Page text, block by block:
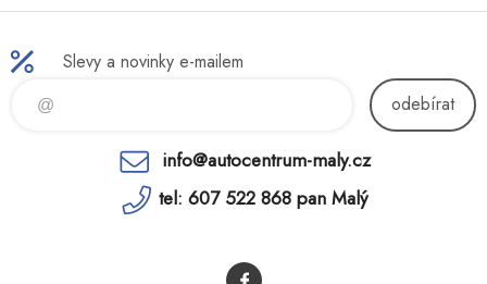
Slevy a novinky e-mailem
odebírat
info@autocentrum-maly.cz
tel: 607 522 868 pan Malý